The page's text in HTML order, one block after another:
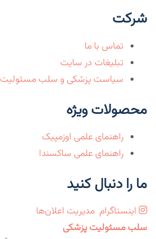
شرکت
تماس با ما
تبلیغات در سایت
سیاست پزشکی و سلب مسئولیت
محصولات ویژه
راهنمای علمی اوزمپیک
راهنمای علمی ساکسندا
ما را دنبال کنید
اینستاگرام مدیریت اعلان‌ها
سلب مسئولیت پزشکی